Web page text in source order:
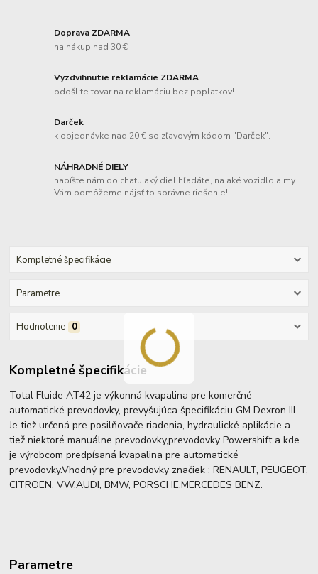
Doprava ZDARMA
na nákup nad 30 €
Vyzdvihnutie reklamácie ZDARMA
odošlite tovar na reklamáciu bez poplatkov!
Darček
k objednávke nad 20 € so zľavovým kódom "Darček".
NÁHRADNÉ DIELY
napíšte nám do chatu aký diel hľadáte, na aké vozidlo a my
Vám pomôžeme nájsť to správne riešenie!
Kompletné špecifikácie
Parametre
Hodnotenie 0
Kompletné špecifikácie
Total Fluide AT42 je výkonná kvapalina pre komerčné
automatické prevodovky, prevyšujúca špecifikáciu GM Dexron III.
Je tiež určená pre posilňovače riadenia, hydraulické aplikácie a
tiež niektoré manuálne prevodovky,prevodovky Powershift a kde
je výrobcom predpísaná kvapalina pre automatické
prevodovky.Vhodný pre prevodovky značiek : RENAULT, PEUGEOT,
CITROEN, VW,AUDI, BMW, PORSCHE,MERCEDES BENZ.
Parametre